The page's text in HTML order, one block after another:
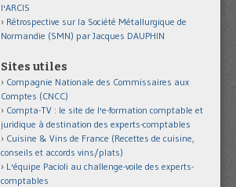
l'ARCIS
Rétrospective sur la Société Métallurgique de
Normandie (SMN) par Jacques DAUPHIN
Sites utiles
Compagnie Nationale des Commissaires aux
Comptes (CNCC)
Compta-TV : le site de l'e-formation comptable et
juridique à destination des experts-comptables
Cuisine & Vins de France (Recettes de cuisine,
conseils et accords vins/plats)
L'équipe Pacioli au challenge-voile des experts-
comptables